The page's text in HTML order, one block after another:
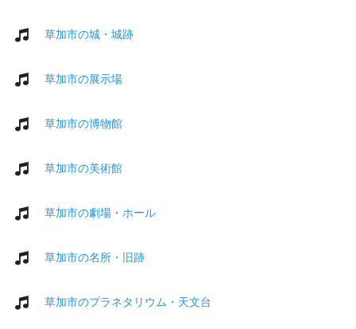
草加市の城・城跡
草加市の展示場
草加市の博物館
草加市の美術館
草加市の劇場・ホール
草加市の名所・旧跡
草加市のプラネタリウム・天文台